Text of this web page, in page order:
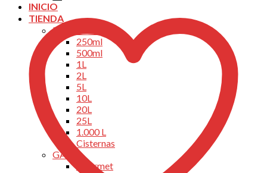
INICIO
TIENDA
FORMATOS
250ml
500ml
1L
2L
5L
10L
20L
25L
1.000 L
Cisternas
GAMA
Gourmet